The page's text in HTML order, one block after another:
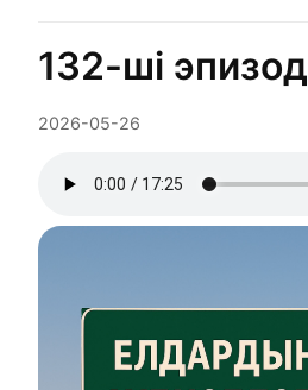
132-ші эпизод
2026-05-26